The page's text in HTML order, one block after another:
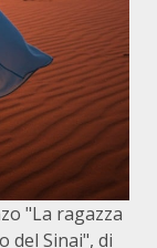
"La ragazza
del Sinai", di